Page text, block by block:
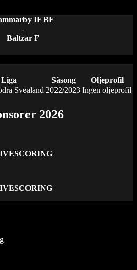
IF BF
-
Baltzar F
Liga Säsong
Oljeprofil
Svealand 2022/2023Ingen oljeprofil
2026